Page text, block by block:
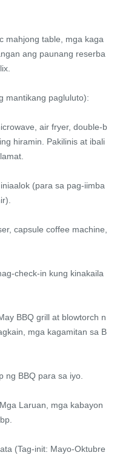
mahjong table, mga kaga
ang paunang reserba
mantikang pagluluto):
air fryer, double-b
hiramin. Pakilinis at ibali
(para sa pag-iimba
capsule coffee machine,
check-in kung kinakaila
BBQ grill at blowtorch n
mga kagamitan sa B
ng BBQ para sa iyo.
Laruan, mga kabayon
(Tag-init: Mayo-Oktubre